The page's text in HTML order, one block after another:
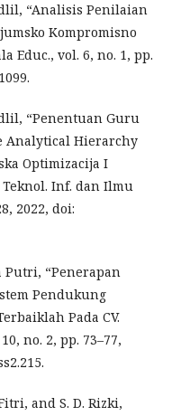
“Analisis Penilaian
Kompromisno
Educ., vol. 6, no. 1, pp.
“Penentuan Guru
Analytical Hierarchy
Optimizacija I
Teknol. Inf. dan Ilmu
2022, doi:
Putri, “Penerapan
Pendukung
Pada CV.
no. 2, pp. 73–77,
and S. D. Rizki,